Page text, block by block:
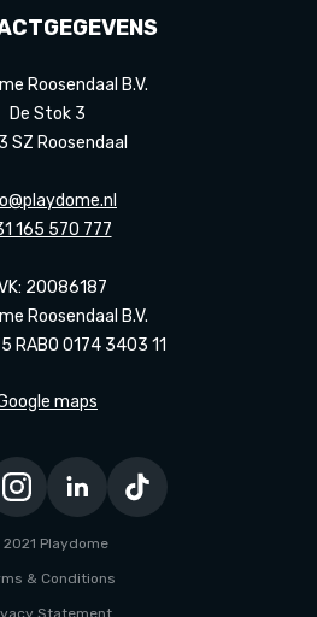
Roosendaal B.V.
De Stok 3
SZ Roosendaal
165 570 777
20086187
Roosendaal B.V.
RABO 0174 3403 11
maps
Playdome
& Conditions
Statement